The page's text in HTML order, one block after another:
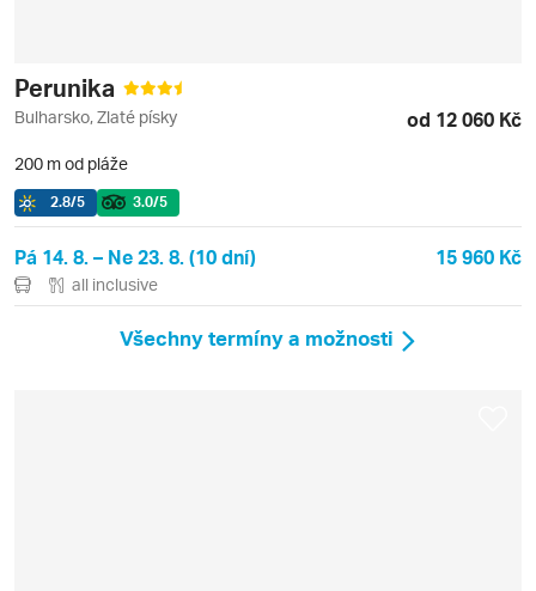
Perunika
Bulharsko, Zlaté písky od 12 060 Kč
200 m od pláže
2.8/5 3.0/5
Pá 14. 8. – Ne 23. 8. (10 dní) 15 960 Kč
all inclusive
Všechny termíny a možnosti